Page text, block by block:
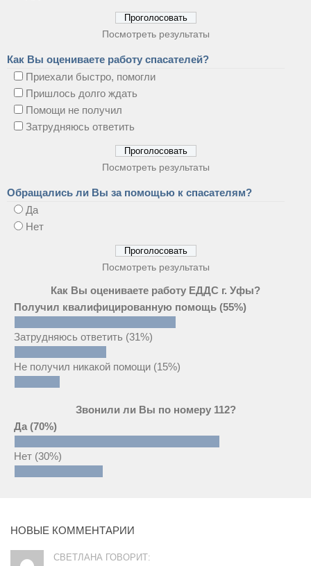
Посмотреть результаты
Как Вы оцениваете работу спасателей?
Приехали быстро, помогли
Пришлось долго ждать
Помощи не получил
Затрудняюсь ответить
Посмотреть результаты
Обращались ли Вы за помощью к спасателям?
Да
Нет
Посмотреть результаты
Как Вы оцениваете работу ЕДДС г. Уфы?
Получил квалифицированную помощь (55%)
Затрудняюсь ответить (31%)
Не получил никакой помощи (15%)
Звонили ли Вы по номеру 112?
Да (70%)
Нет (30%)
НОВЫЕ КОММЕНТАРИИ
СВЕТЛАНА ГОВОРИТ: